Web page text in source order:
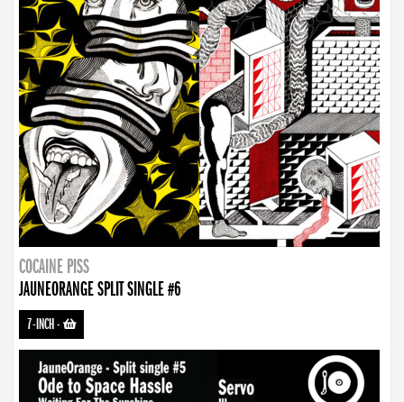
COCAINE PISS
JAUNEORANGE SPLIT SINGLE #6
7-INCH-